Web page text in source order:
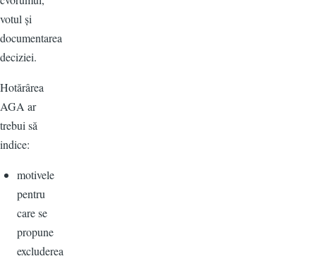
votul și
documentarea
deciziei.
Hotărârea
AGA ar
trebui să
indice:
motivele
pentru
care se
propune
excluderea